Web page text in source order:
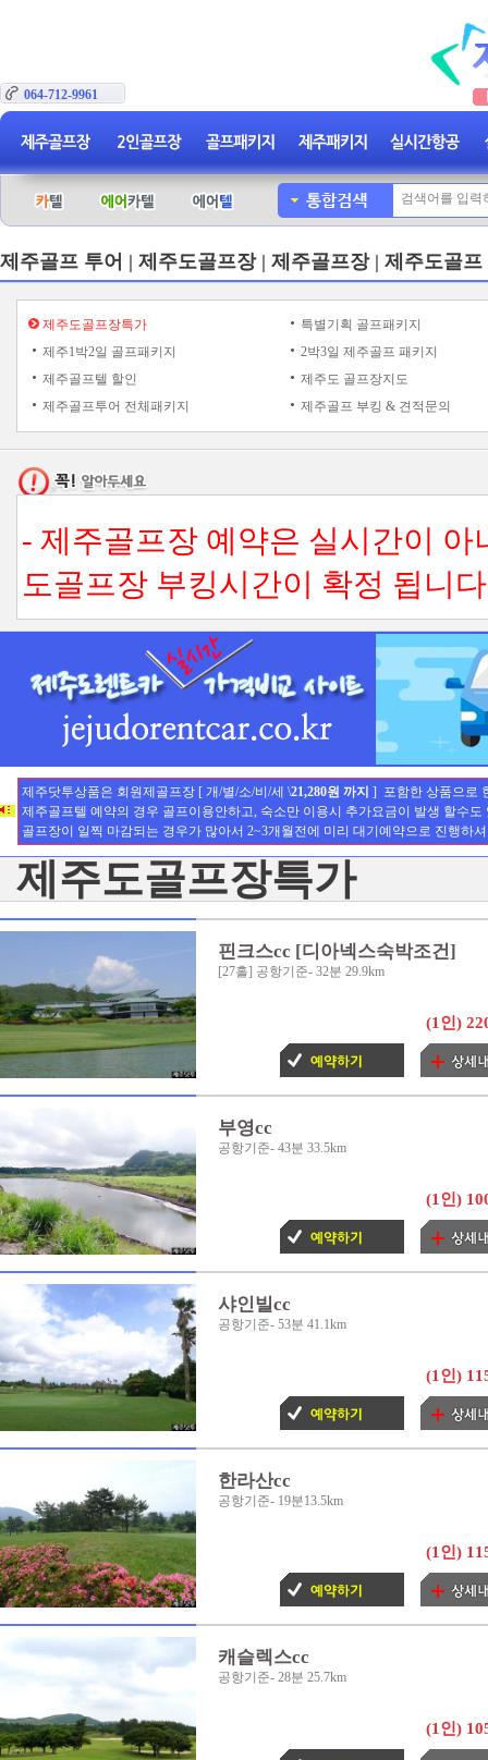
064-712-9961
제주골프 투어 | 제주도골프장 | 제주골프장 | 제주도골프
제주도골프장특가
특별기획 골프패키지
제주1박2일 골프패키지
2박3일 제주골프 패키지
제주골프텔 할인
제주도 골프장지도
제주골프투어 전체패키지
제주골프 부킹 & 견적문의
- 제주골프장 예약은 실시간이
도골프장 부킹시간이 확정 됩니
- 3팀 이상 단체예약시는 티업시
다. (기본수수료-환불불가)
- 전화예약의 경우도 취소수수
용 꼭 확인하세요.
-현금영수증은 이용후 전화주시
행사수수료 부분에 대해서만 발
- 제주골프상품 예약변경, 취소는
토/일요일, 공휴일의 경우 날짜
- 제주골프장, 골프텔, 렌트카 패
인하시고, 전화 예약시
취소약관
- 제주도골프투어 골프부킹시간
딩 취소시 환불불가 입니다.[제
- 제주도골프장 예약시 할인적용
정상요금 기준으로 적용, 아래 패
원변경 가능합니다.
- 카드결재, 세금계산서 부가세
- 기상악화의경우 임의 취소는
확인서를 받아야 취소나 환불이
- 제주골프부킹 무료, 제주골프
프여행, 제주지역골프장 할인등
- 외국인인 경우 차등 그린피, 2
약시 문의바랍니다. 미리확인 안
제주닷투상품은 회원제골프장 [ 개/별/소/비/세 \21,280원 까지 ] 포함한 상품으로
제주골프텔 예약의 경우 골프이용안하고, 숙소만 이용시 추가요금이 발생 할수
골프장이 일찍 마감되는 경우가 많아서 2~3개월전에 미리 대기예약으로 진행하
제주도골프장특가
핀크스cc [디아넥스숙박조건]
[27홀] 공항기준- 32분 29.9km
(1인)
부영cc
공항기준- 43분 33.5km
(1인)
샤인빌cc
공항기준- 53분 41.1km
(1인)
한라산cc
공항기준- 19분13.5km
(1인)
캐슬렉스cc
공항기준- 28분 25.7km
(1인)